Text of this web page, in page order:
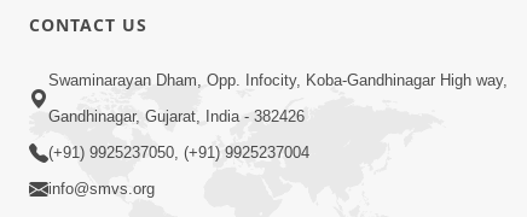
CONTACT US
Swaminarayan Dham, Opp. Infocity, Koba-Gandhinagar High way,
Gandhinagar, Gujarat, India - 382426
(+91) 9925237050, (+91) 9925237004
info@smvs.org